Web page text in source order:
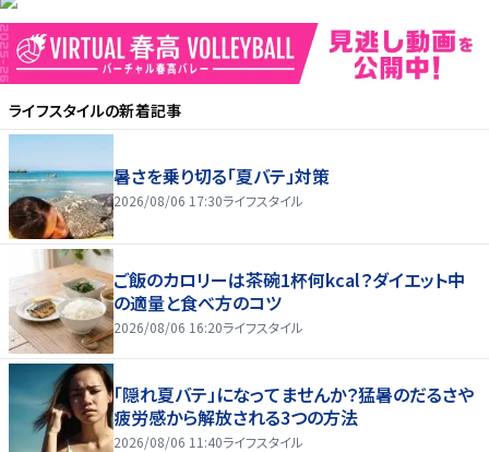
ライフスタイルの新着記事
暑さを乗り切る「夏バテ」対策
2026/08/06 17:30ライフスタイル
ご飯のカロリーは茶碗1杯何kcal？ダイエット中
の適量と食べ方のコツ
2026/08/06 16:20ライフスタイル
「隠れ夏バテ」になってませんか？猛暑のだるさや
疲労感から解放される3つの方法
2026/08/06 11:40ライフスタイル